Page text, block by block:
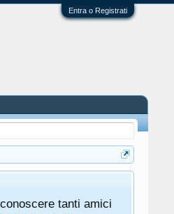
Entra o Registrati
tanti amici